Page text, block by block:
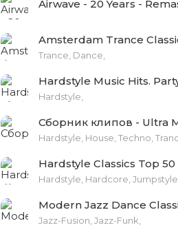
22_donkey_rollers_-
23_frontliner_-
24_brennan_heart_-
27_code_black_-
Airwave - 20 Years -
Amsterdam Trance
Trance, Dance,
Hardstyle Music Hits.
Hardstyle,
Hardstyle, House, Techno,
Hardstyle Classics Top
Hardstyle, Hardcore,
Modern Jazz Dance
Jazz-Fusion, Jazz-Funk,